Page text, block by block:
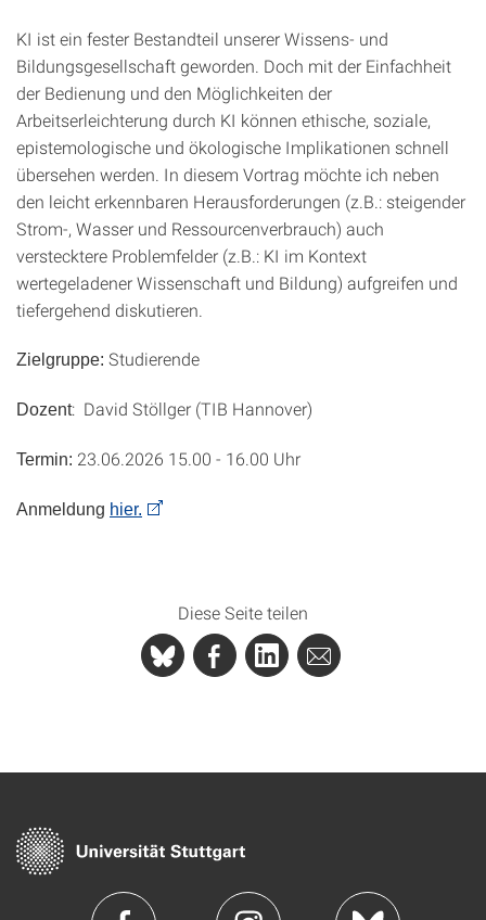
KI ist ein fester Bestandteil unserer Wissens- und
Bildungsgesellschaft geworden. Doch mit der Einfachheit
der Bedienung und den Möglichkeiten der
Arbeitserleichterung durch KI können ethische, soziale,
epistemologische und ökologische Implikationen schnell
übersehen werden. In diesem Vortrag möchte ich neben
den leicht erkennbaren Herausforderungen (z.B.: steigender
Strom-, Wasser und Ressourcenverbrauch) auch
verstecktere Problemfelder (z.B.: KI im Kontext
wertegeladener Wissenschaft und Bildung) aufgreifen und
tiefergehend diskutieren.
Zielgruppe: Studierende
Dozent: David Stöllger (TIB Hannover)
Termin: 23.06.2026 15.00 - 16.00 Uhr
Anmeldung hier.
Diese Seite teilen